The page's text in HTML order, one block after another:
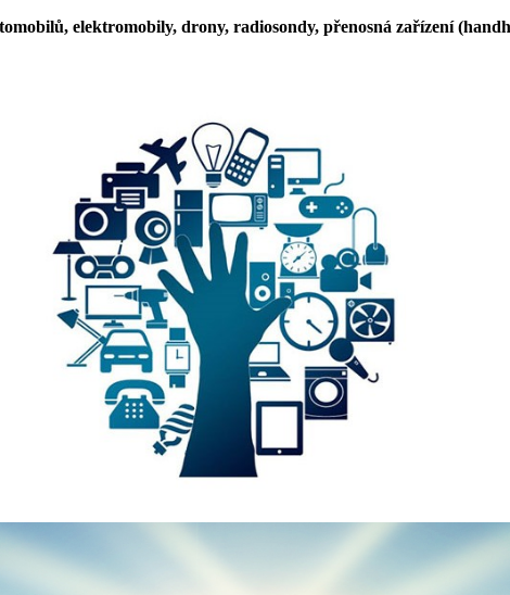
elektromobily, drony, radiosondy, přenosná zařízení